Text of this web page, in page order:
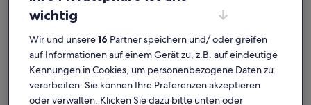
Ostholstein
Ferienunterkünfte mit Whirlpool in Timmendorfer Strand
Timmendorfer Strand: Entdecke
Ferienunterkünfte mit
Whirlpool
wichtig
Wir und unsere16 Partner speichern und/ oder greifen
auf Informationen auf einem Gerät zu, z.B. auf eindeutige
Kennungen in Cookies, um personenbezogene Daten zu
verarbeiten. Sie können Ihre Präferenzen akzeptieren
oder verwalten. Klicken Sie dazu bitte unten oder